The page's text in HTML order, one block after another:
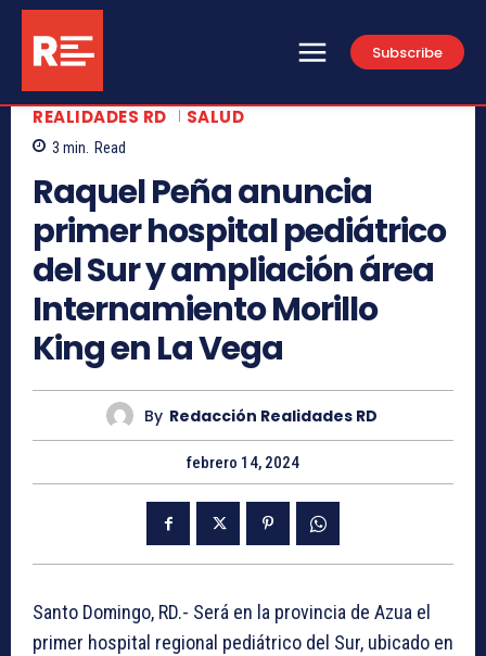
Subscribe
REALIDADES RD SALUD
3 min. Read
Raquel Peña anuncia
primer hospital pediátrico
del Sur y ampliación área
Internamiento Morillo
King en La Vega
By Redacción Realidades RD
febrero 14, 2024
Santo Domingo, RD.- Será en la provincia de Azua el
primer hospital regional pediátrico del Sur, ubicado en